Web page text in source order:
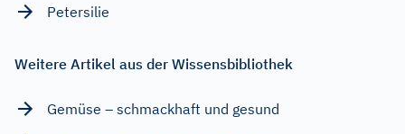
Petersilie
Weitere Artikel aus der Wissensbibliothek
Gemüse – schmackhaft und gesund